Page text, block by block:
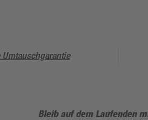
Umtauschgarantie
Bleib auf dem Laufenden